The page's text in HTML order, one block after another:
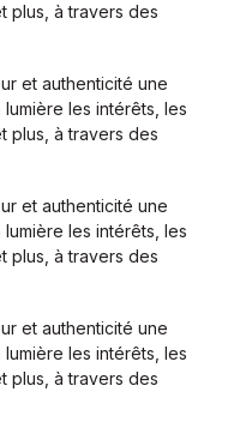
Culture
plus, à travers des
et authenticité une
les intérêts, les
plus, à travers des
et authenticité une
les intérêts, les
plus, à travers des
et authenticité une
les intérêts, les
plus, à travers des